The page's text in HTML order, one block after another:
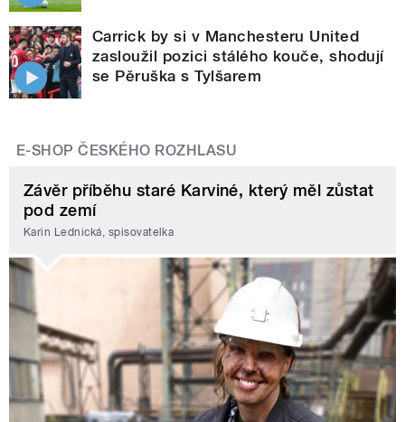
Carrick by si v Manchesteru United
zasloužil pozici stálého kouče, shodují
se Pěruška s Tylšarem
E-SHOP ČESKÉHO ROZHLASU
Závěr příběhu staré Karviné, který měl zůstat
pod zemí
Karin Lednická, spisovatelka